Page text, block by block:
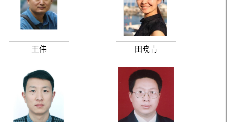
王伟 田晓青